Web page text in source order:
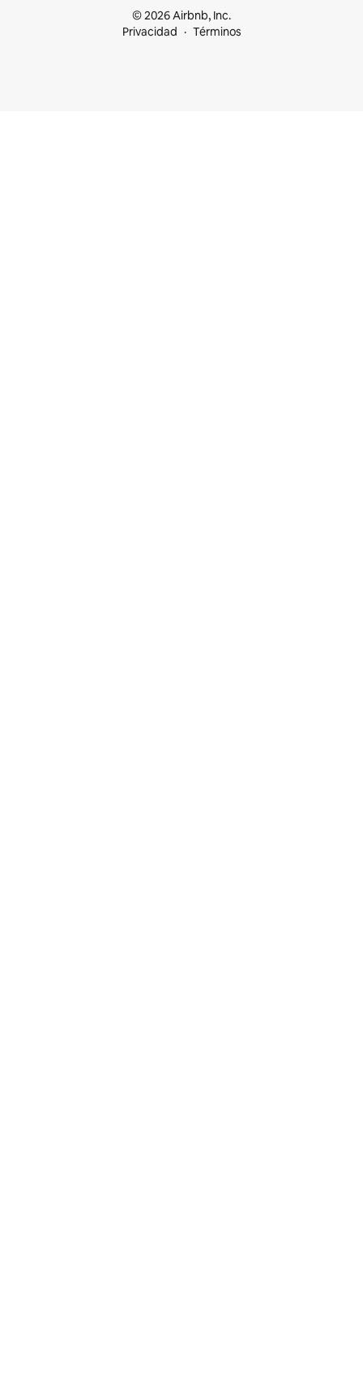
© 2026 Airbnb, Inc.
Privacidad
Términos